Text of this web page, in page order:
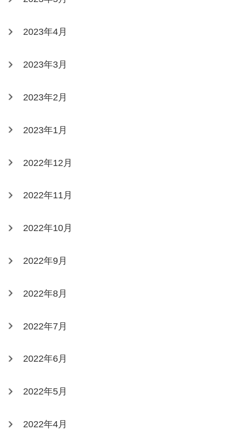
2023年4月
2023年3月
2023年2月
2023年1月
2022年12月
2022年11月
2022年10月
2022年9月
2022年8月
2022年7月
2022年6月
2022年5月
2022年4月